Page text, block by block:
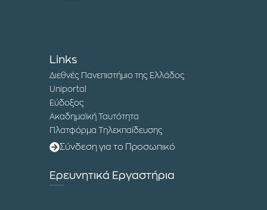
Links
Διεθνές Πανεπιστήμιο της Ελλάδος
Uniportal
Εύδοξος
Ακαδημαϊκή Ταυτότητα
Πλατφόρμα Τηλεκπαίδευσης
Σύνδεση για το Προσωπικό
Ερευνητικά Εργαστήρια